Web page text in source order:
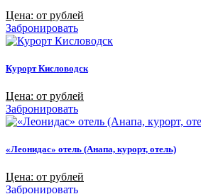
Цена: от рублей
Забронировать
Курорт Кисловодск
Цена: от рублей
Забронировать
«Леонидас» отель (Анапа, курорт, отель)
Цена: от рублей
Забронировать